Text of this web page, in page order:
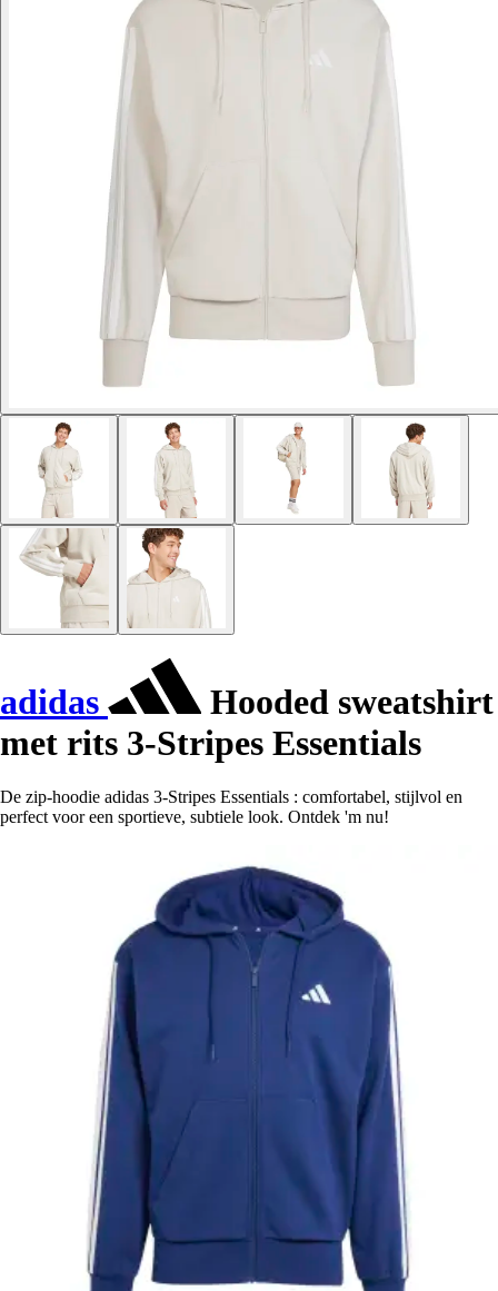
adidas
Hooded sweatshirt
met rits 3-Stripes Essentials
De zip-hoodie adidas 3-Stripes Essentials : comfortabel, stijlvol en
perfect voor een sportieve, subtiele look. Ontdek 'm nu!